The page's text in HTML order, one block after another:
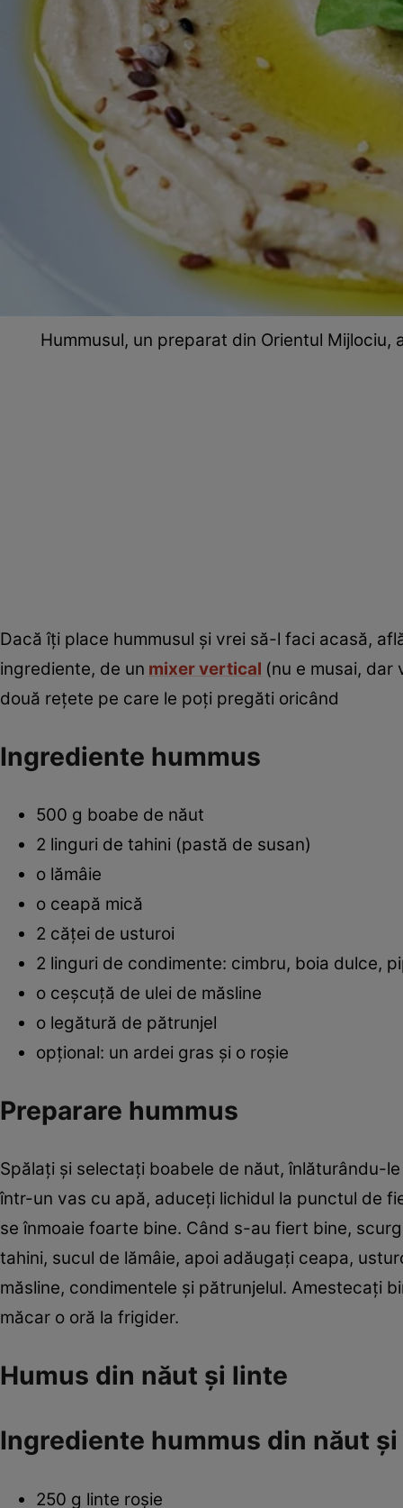
Hummusul, un preparat din Orientul
Dacă îți place hummusul și vrei să-l faci acasă,
ingrediente, de un mixer vertical (nu e musai,
două rețete pe care le poți pregăti oricând
Ingrediente hummus
500 g boabe de năut
​2 linguri de tahini (pastă de susan)
o lămâie
o ceapă mică
2 căţei de usturoi
2 linguri de condimente: cimbru, boia dulce,
o ceşcuţă de ulei de măsline
o legătură de pătrunjel
opţional: un ardei gras şi o roşie
Preparare hummus
Spălaţi şi selectaţi boabele de năut, înlăturându-
într-un vas cu apă, aduceţi lichidul la punctul de
se înmoaie foarte bine. Când s-au fiert bine,
tahini, sucul de lămâie, apoi adăugaţi ceapa,
măsline, condimentele și pătrunjelul. Amestecaţi
măcar o oră la frigider.
Humus din năut şi linte
Ingrediente hummus din năut
250 g linte roşie